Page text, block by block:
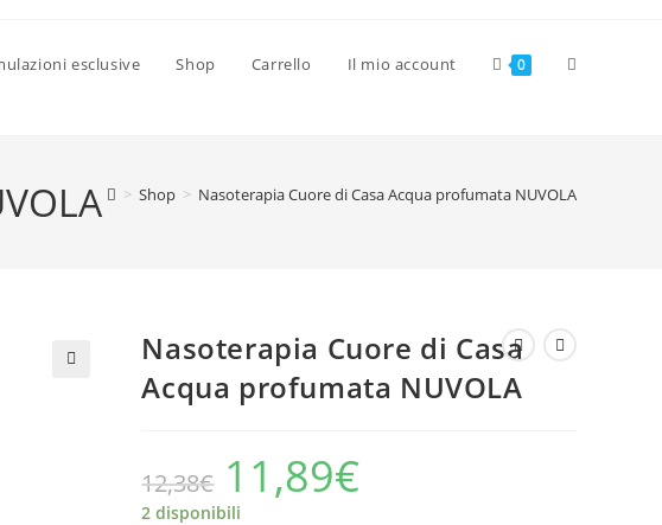
esclusive Shop Carrello Il mio account 0 Attiva/
> Shop > Nasoterapia Cuore di Casa Acqua profumata NUVOLA
Nasoterapia Cuore di Casa
Acqua profumata NUVOLA
12,38€
Il
originale
era:
11,89€
2 disponibili